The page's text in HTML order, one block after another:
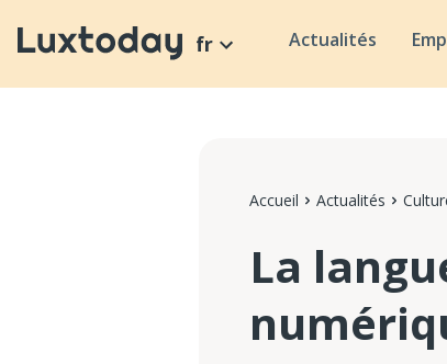
fr Actualités
Accueil Actualités
La